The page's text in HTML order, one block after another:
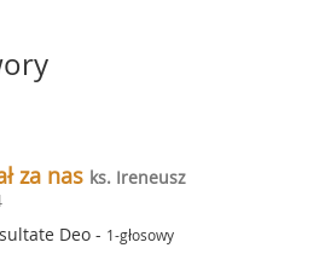
za nas ks. Ireneusz
Deo - 1-głosowy